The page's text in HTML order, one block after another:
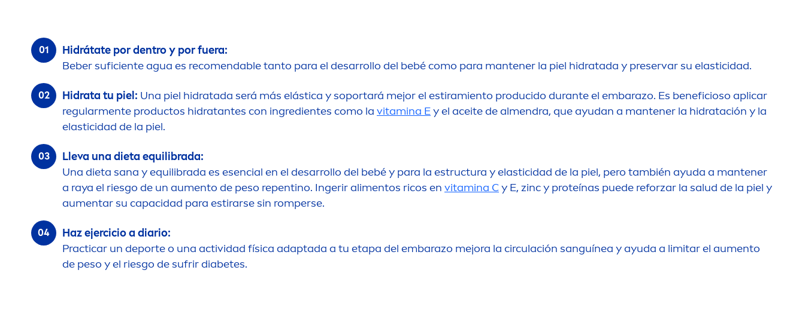
Hidrátate por dentro y por fuera:
Beber suficiente agua es recomendable tanto para el desarrollo del bebé como para mantener la piel hidratada y preservar su elasticidad.
Hidrata tu piel: Una piel hidratada será más elástica y soportará mejor el estiramiento producido durante el embarazo. Es beneficioso aplicar
regularmente productos hidratantes con ingredientes como la vitamina Ey el aceite de almendra, que ayudan a mantener la hidratación y la
elasticidad de la piel.
Lleva una dieta equilibrada:
Una dieta sana y equilibrada es esencial en el desarrollo del bebé y para la estructura y elasticidad de la piel, pero también ayuda a mantener
a raya el riesgo de un aumento de peso repentino. Ingerir alimentos ricos en vitamina Cy E, zinc y proteínas puede reforzar la salud de la piel y
aumentar su capacidad para estirarse sin romperse.
Haz ejercicio a diario:
Practicar un deporte o una actividad física adaptada a tu etapa del embarazo mejora la circulación sanguínea y ayuda a limitar el aumento
de peso y el riesgo de sufrir diabetes.